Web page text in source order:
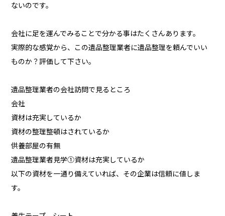
ないのです。
会社に足を運んでみることで分かる事はたくさんあります。
実際的な感覚から、この遺品整理業者に遺品整理を頼んでいい
ものか？評価して下さい。
遺品整理業者の会社訪問で見るところ
会社
資材は充実しているか
資材の整理整頓はされているか
供養部屋の有無
遺品整理業者見学①資材は充実しているか
以下の資材を一通り備えていれば、その企業は信頼に値しま
す。